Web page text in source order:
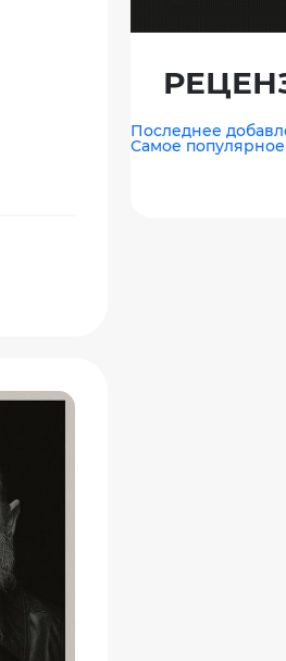
Последнее
Самое популярное